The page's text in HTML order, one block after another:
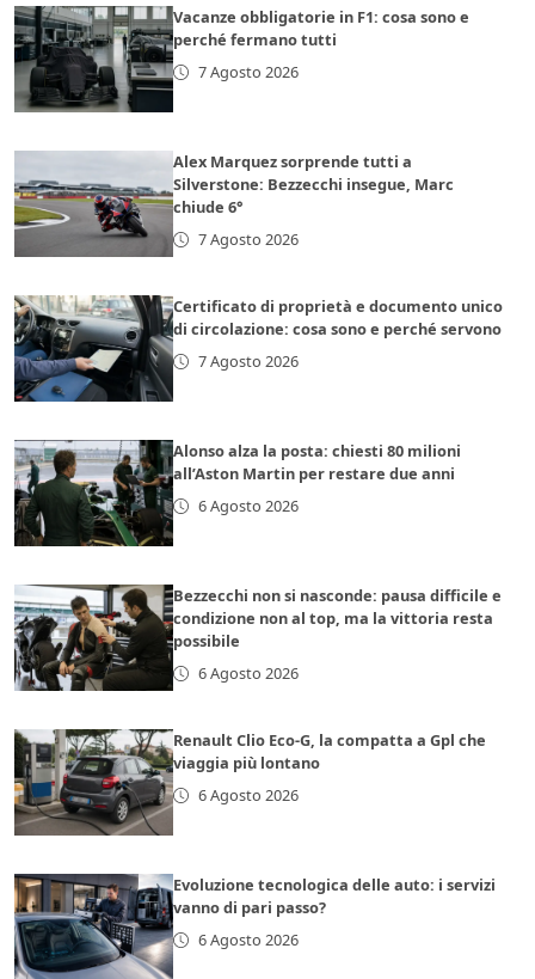
Vacanze obbligatorie in F1: cosa sono e
perché fermano tutti
7 Agosto 2026
Alex Marquez sorprende tutti a
Silverstone: Bezzecchi insegue, Marc
chiude 6°
7 Agosto 2026
Certificato di proprietà e documento unico
di circolazione: cosa sono e perché servono
7 Agosto 2026
Alonso alza la posta: chiesti 80 milioni
all’Aston Martin per restare due anni
6 Agosto 2026
Bezzecchi non si nasconde: pausa difficile e
condizione non al top, ma la vittoria resta
possibile
6 Agosto 2026
Renault Clio Eco-G, la compatta a Gpl che
viaggia più lontano
6 Agosto 2026
Evoluzione tecnologica delle auto: i servizi
vanno di pari passo?
6 Agosto 2026